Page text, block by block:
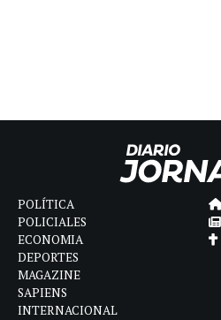
POLÍTICA
POLICIALES
ECONOMIA
DEPORTES
MAGAZINE
SAPIENS
INTERNACIONAL